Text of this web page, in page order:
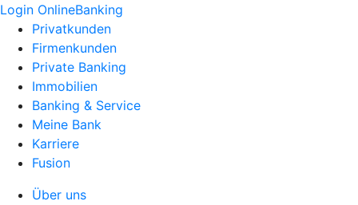
Login OnlineBanking
Privatkunden
Firmenkunden
Private Banking
Immobilien
Banking & Service
Meine Bank
Karriere
Fusion
Über uns